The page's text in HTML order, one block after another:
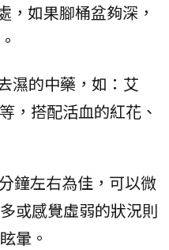
，如果腳桶盆夠深，
濕的中藥，如：艾
，搭配活血的紅花、
鐘左右為佳，可以微
或感覺虛弱的狀況則
暈。